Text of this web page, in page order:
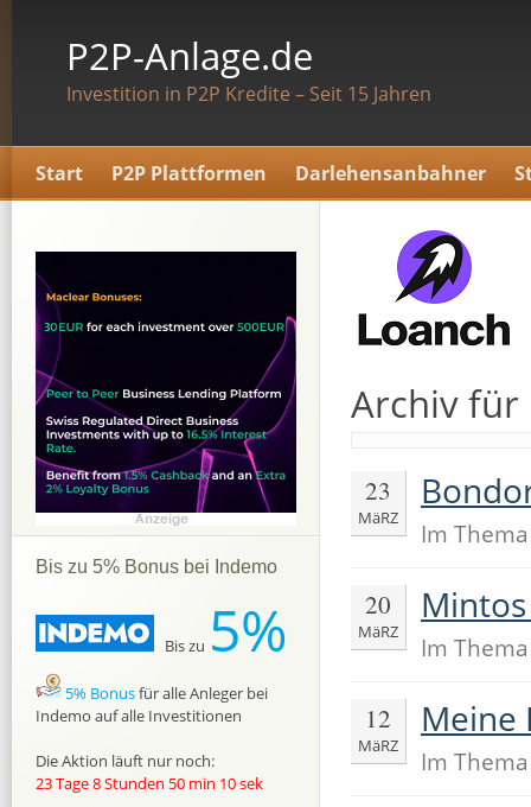
P2P-Anlage.de
Investition in P2P Kredite – Seit 15 Jahren
Start P2P Plattformen Darlehensanbahner
Archiv für
23
MäRZ Im
20
MäRZ Im
12
MäRZ
Meine
Im
Bis zu 5% Bonus bei Indemo
Bis zu 5%
5% Bonusfür alle Anleger bei
Indemo auf alle Investitionen
Die Aktion läuft nur noch:
23 Tage 8 Stunden 50 min 9 sek